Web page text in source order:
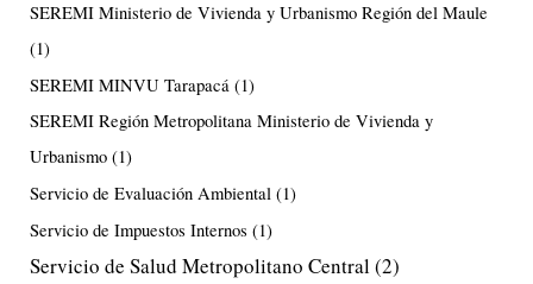
SEREMI Ministerio de Vivienda y Urbanismo Región del Maule
(1)
SEREMI MINVU Tarapacá (1)
SEREMI Región Metropolitana Ministerio de Vivienda y
Urbanismo (1)
Servicio de Evaluación Ambiental (1)
Servicio de Impuestos Internos (1)
Servicio de Salud Metropolitano Central(2)